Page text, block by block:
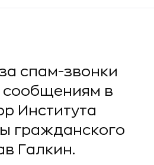
спам-звонки
сообщениям в
Института
гражданского
Галкин.